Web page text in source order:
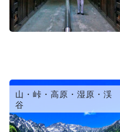
山・峠・高原・湿原・渓
谷